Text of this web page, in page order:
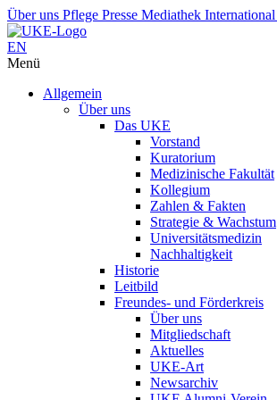
Über uns Pflege Presse Mediathek International
EN
Menü
Allgemein
Über uns
Das UKE
Vorstand
Kuratorium
Medizinische Fakultät
Kollegium
Zahlen & Fakten
Strategie & Wachstum
Universitätsmedizin
Nachhaltigkeit
Historie
Leitbild
Freundes- und Förderkreis
Über uns
Mitgliedschaft
Aktuelles
UKE-Art
Newsarchiv